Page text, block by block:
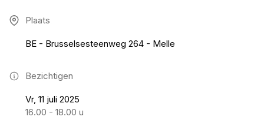
Plaats
BE - Brusselsesteenweg 264 - Melle
Bezichtigen
Vr, 11 juli 2025
16.00 - 18.00 u